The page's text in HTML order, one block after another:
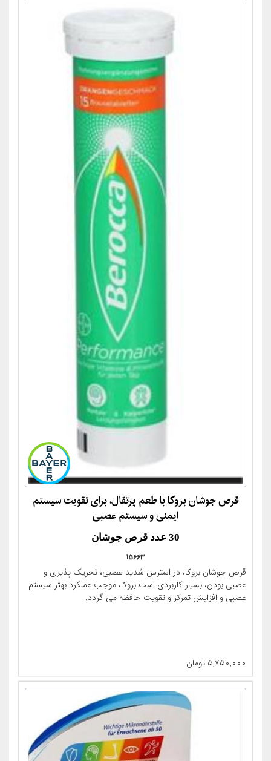
قرص جوشان بروکا با طعم پرتقال، برای تقویت سیستم
ایمنی و سیستم عصبی
30 عدد قرص جوشان
15663
قرص جوشان بروکا، در استرس شدید عصبی، تحریک پذیری و
عصبی بودن، بسیار کاربردی است.بروکا، موجب عملکرد بهتر سیستم
عصبی و افزایش تمرکز و تقویت حافظه می گردد.
۵,۷۵۰,۰۰۰ تومان